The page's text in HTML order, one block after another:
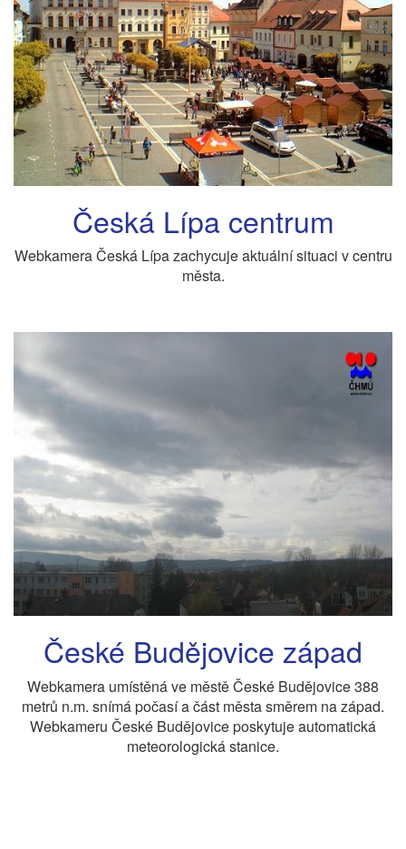
Česká Lípa centrum
Webkamera Česká Lípa zachycuje aktuální situaci v centru
města.
České Budějovice západ
Webkamera umístěná ve městě České Budějovice 388
metrů n.m. snímá počasí a část města směrem na západ.
Webkameru České Budějovice poskytuje automatická
meteorologická stanice.